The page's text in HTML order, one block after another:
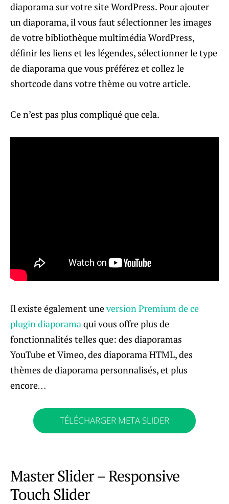
diaporama sur votre site WordPress. Pour ajouter
un diaporama, il vous faut sélectionner les images
de votre bibliothèque multimédia WordPress,
définir les liens et les légendes, sélectionner le type
de diaporama que vous préférez et collez le
shortcode dans votre thème ou votre article.
Ce n’est pas plus compliqué que cela.
Il existe également uneversion Premium de ce
plugin diaporamaqui vous offre plus de
fonctionnalités telles que: des diaporamas
YouTube et Vimeo, des diaporama HTML, des
thèmes de diaporama personnalisés, et plus
encore…
TÉLÉCHARGER META SLIDER
Master Slider – Responsive
Touch Slider